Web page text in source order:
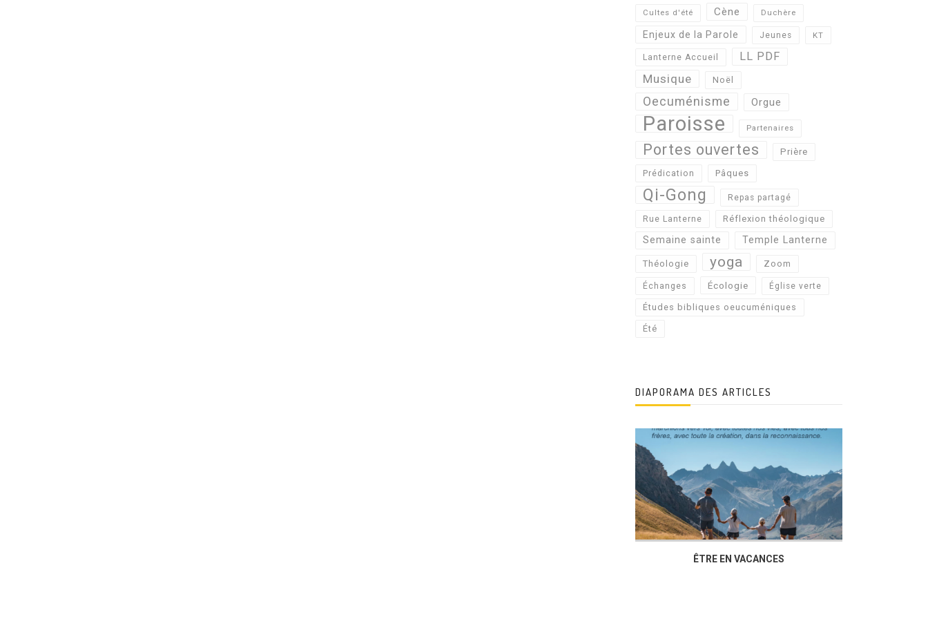
Cultes d'été Cène Duchère
Enjeux de la Parole Jeunes KT
Lanterne Accueil LL PDF
Musique Noël
Oecuménisme Orgue
Paroisse Partenaires
Portes ouvertes Prière
Prédication Pâques
Qi-Gong Repas partagé
Rue Lanterne Réflexion théologique
Semaine sainte Temple Lanterne
Théologie yoga Zoom
Échanges Écologie Église verte
Études bibliques oeucuméniques
Été
DIAPORAMA DES ARTICLES
ÊTRE EN VACANCES